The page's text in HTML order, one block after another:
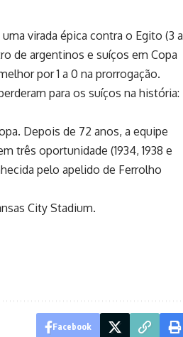
virada épica contra o Egito (3 a
de argentinos e suíços em Copa
por 1 a 0 na prorrogação.
para os suíços na história:
Depois de 72 anos, a equipe
três oportunidade (1934, 1938 e
pelo apelido de Ferrolho
City Stadium.
Facebook